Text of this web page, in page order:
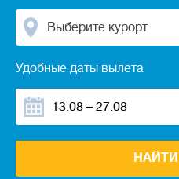
Выберите курорт
Удобные даты вылета